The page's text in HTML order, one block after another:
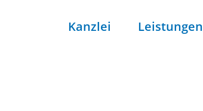
Kanzlei Leistungen